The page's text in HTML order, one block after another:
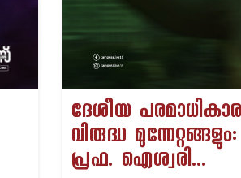
ദേശീയ
വിരുദ്ധ
പ്രഫ. ഐശ്വരി...